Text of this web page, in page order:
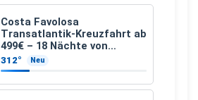
Costa Favolosa
Transatlantik-Kreuzfahrt ab
499€ – 18 Nächte von
Hamburg nach Guadeloupe
312° Neu